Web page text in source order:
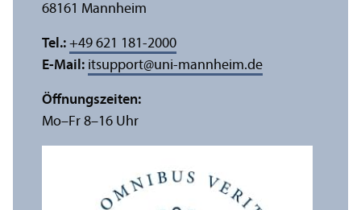
68161 Mannheim
Tel.: +49 621 181-2000
E-Mail: itsupport@uni-mannheim.de
Öffnungs­zeiten:
Mo–Fr 8–16 Uhr